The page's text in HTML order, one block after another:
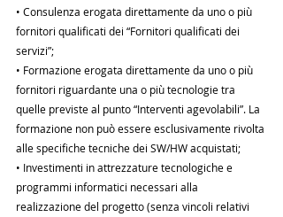
• Consulenza erogata direttamente da uno o più
fornitori qualificati dei “Fornitori qualificati dei
servizi”;
• Formazione erogata direttamente da uno o più
fornitori riguardante una o più tecnologie tra
quelle previste al punto “Interventi agevolabili”. La
formazione non può essere esclusivamente rivolta
alle specifiche tecniche dei SW/HW acquistati;
• Investimenti in attrezzature tecnologiche e
programmi informatici necessari alla
realizzazione del progetto (senza vincoli relativi